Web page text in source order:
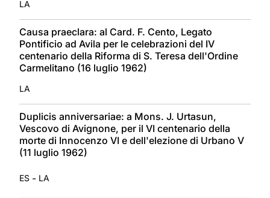
LA
Causa praeclara: al Card. F. Cento, Legato
Pontificio ad Avila per le celebrazioni del IV
centenario della Riforma di S. Teresa dell'Ordine
Carmelitano (16 luglio 1962)
LA
Duplicis anniversariae: a Mons. J. Urtasun,
Vescovo di Avignone, per il VI centenario della
morte di Innocenzo VI e dell'elezione di Urbano V
(11 luglio 1962)
ES - LA